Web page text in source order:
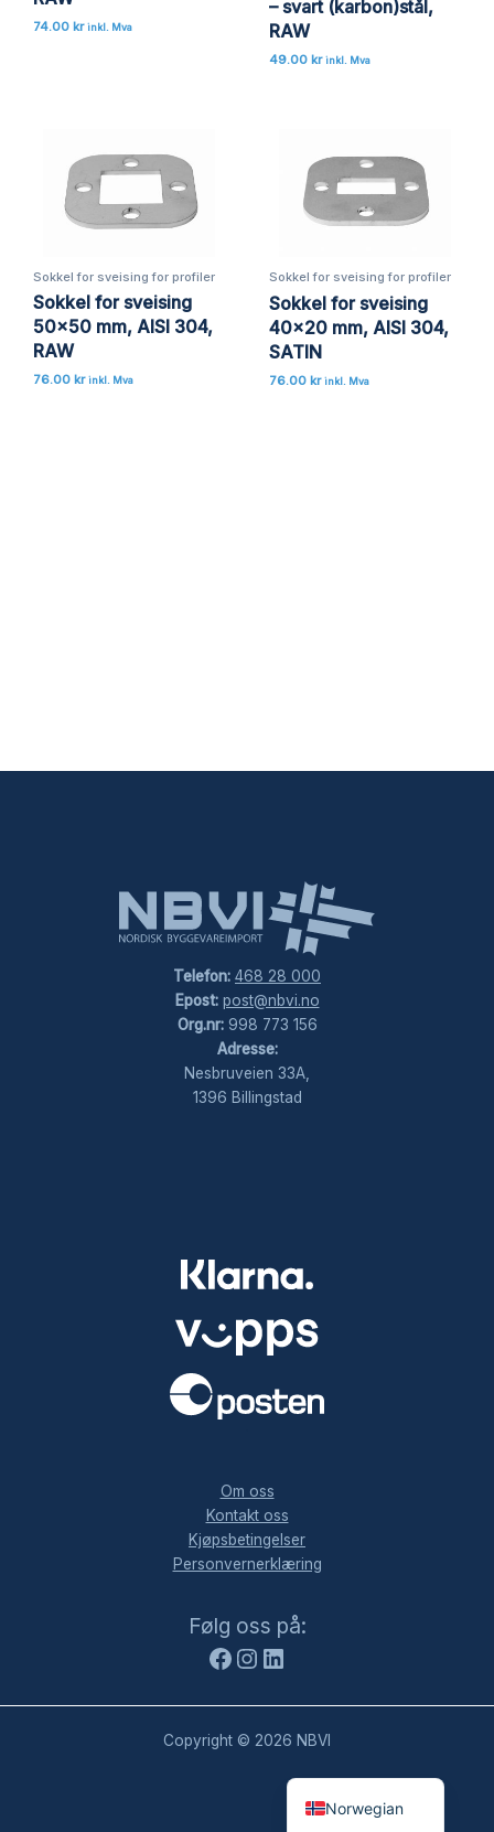
74.00 kr inkl. Mva
– svart (karbon)stål,
RAW
49.00 kr inkl. Mva
Sokkel for sveising for profiler
Sokkel for sveising
50×50 mm, AISI 304,
RAW
76.00 kr inkl. Mva
Sokkel for sveising for profiler
Sokkel for sveising
40×20 mm, AISI 304,
SATIN
76.00 kr inkl. Mva
Telefon: 468 28 000
Epost: post@nbvi.no
Org.nr:998 773 156
Adresse:
Nesbruveien 33A,
1396 Billingstad
Om oss
Kontakt oss
Kjøpsbetingelser
Personvernerklæring
Følg oss på:
Facebook
Instagram
LinkedIn
Copyright © 2026 NBVI
Norwegian